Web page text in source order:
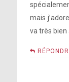
mais
va très bien